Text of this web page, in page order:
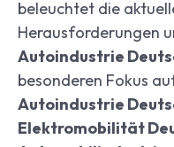
beleuchtet die
Herausforderungen
Autoindustrie
besonderen Fokus
Autoindustrie
Elektromobilität